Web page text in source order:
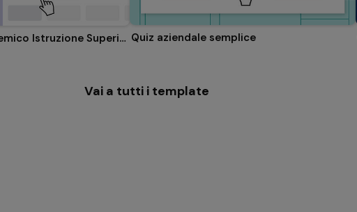
Calendario Accademico Istruzione Superiore Quiz aziendale semplice
Vai a tutti i template